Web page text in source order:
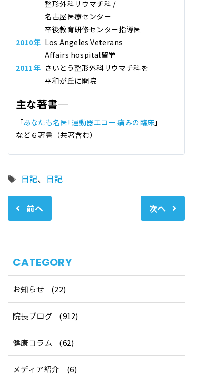
タ
日記、 日記
整形外科リウマチ科 /
名古屋医療センター
卒後教育研修センター指導医
2010年 Los Angeles Veterans
Affairs hospital留学
2011年 さいとう整形外科リウマチ科を
平和が丘に開院
主な著書
「あなたも名医! 運動器エコー 痛みの臨床 」
など６著書（共著含む）
前へ 次へ
CATEGORY
お知らせ (22)
院長ブログ (912)
健康コラム (62)
メディア紹介 (6)